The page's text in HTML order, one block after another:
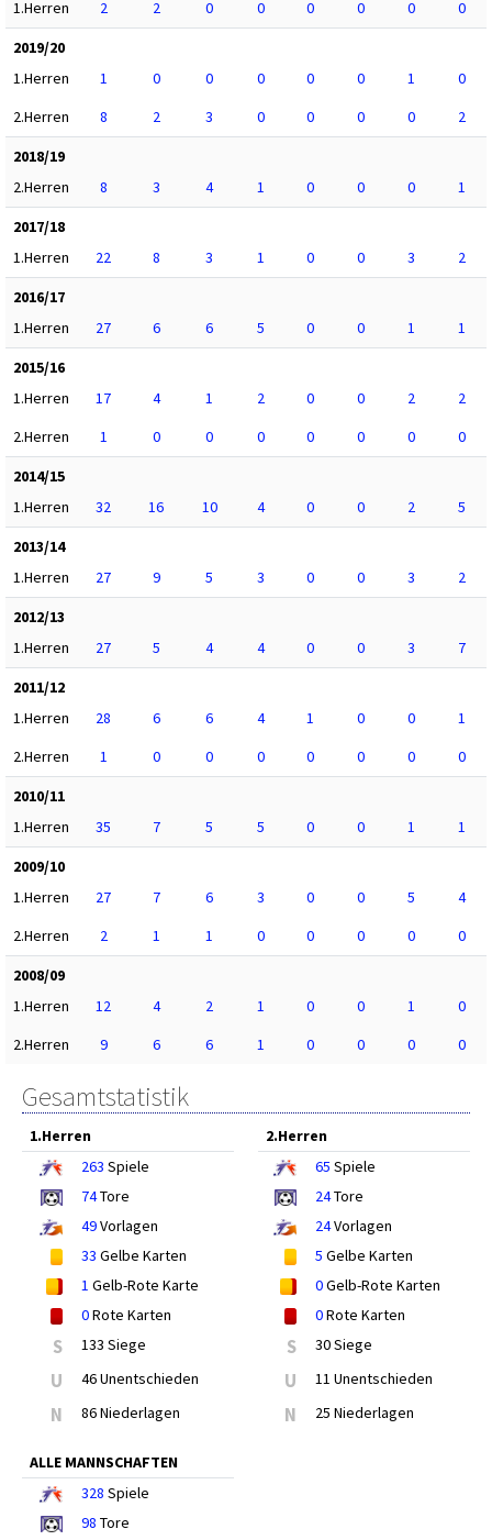
1.Herren 2 2 0 0 0 0 0
0
2019/20
1.Herren
1 0 0 0 0 0 1
0
2.Herren
8 2 3 0 0 0 0
2
2018/19
2.Herren
8 3 4 1 0 0 0
1
2017/18
1.Herren
22 8 3 1 0 0 3
2
2016/17
1.Herren
27 6 6 5 0 0 1
1
2015/16
1.Herren
17 4 1 2 0 0 2
2
2.Herren
1 0 0 0 0 0 0
0
2014/15
1.Herren
32 16 10 4 0 0 2
5
2013/14
1.Herren
27 9 5 3 0 0 3
2
2012/13
1.Herren
27 5 4 4 0 0 3
7
2011/12
1.Herren
28 6 6 4 1 0 0
1
2.Herren
1 0 0 0 0 0 0
0
2010/11
1.Herren
35 7 5 5 0 0 1
1
2009/10
1.Herren
27 7 6 3 0 0 5
4
2.Herren
2 1 1 0 0 0 0
0
2008/09
1.Herren
12 4 2 1 0 0 1
0
2.Herren
9 6 6 1 0 0 0 0
Gesamtstatistik
1.Herren
263 Spiele
74Tore
49Vorlagen
33 Gelbe Karten
1 Gelb-Rote Karte
0Rote Karten
S 133 Siege
U 46 Unentschieden
N 86 Niederlagen
2.Herren
65 Spiele
24Tore
24Vorlagen
5 Gelbe Karten
0Gelb-Rote Karten
0Rote Karten
S 30 Siege
U 11 Unentschieden
N 25 Niederlagen
ALLE MANNSCHAFTEN
328 Spiele
98 Tore